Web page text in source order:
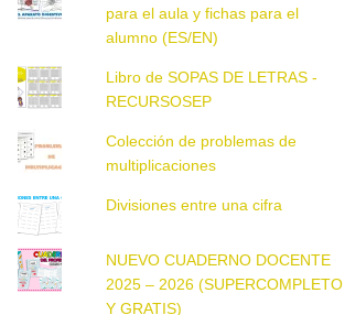
para el aula y fichas para el
alumno (ES/EN)
Libro de SOPAS DE LETRAS -
RECURSOSEP
Colección de problemas de
multiplicaciones
Divisiones entre una cifra
NUEVO CUADERNO DOCENTE
2025 – 2026 (SUPERCOMPLETO
Y GRATIS)